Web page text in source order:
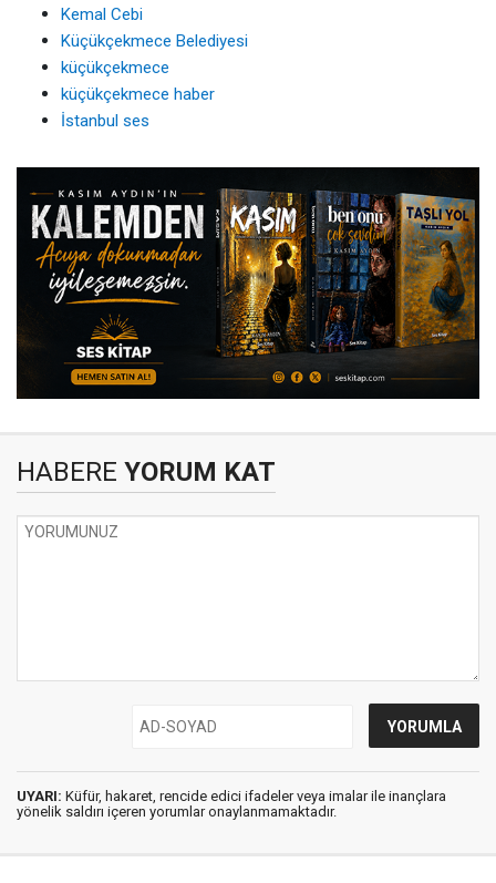
Kemal Cebi
Küçükçekmece Belediyesi
küçükçekmece
küçükçekmece haber
İstanbul ses
HABERE YORUM KAT
UYARI: Küfür, hakaret, rencide edici ifadeler veya imalar ile inançlara
yönelik saldırı içeren yorumlar onaylanmamaktadır.